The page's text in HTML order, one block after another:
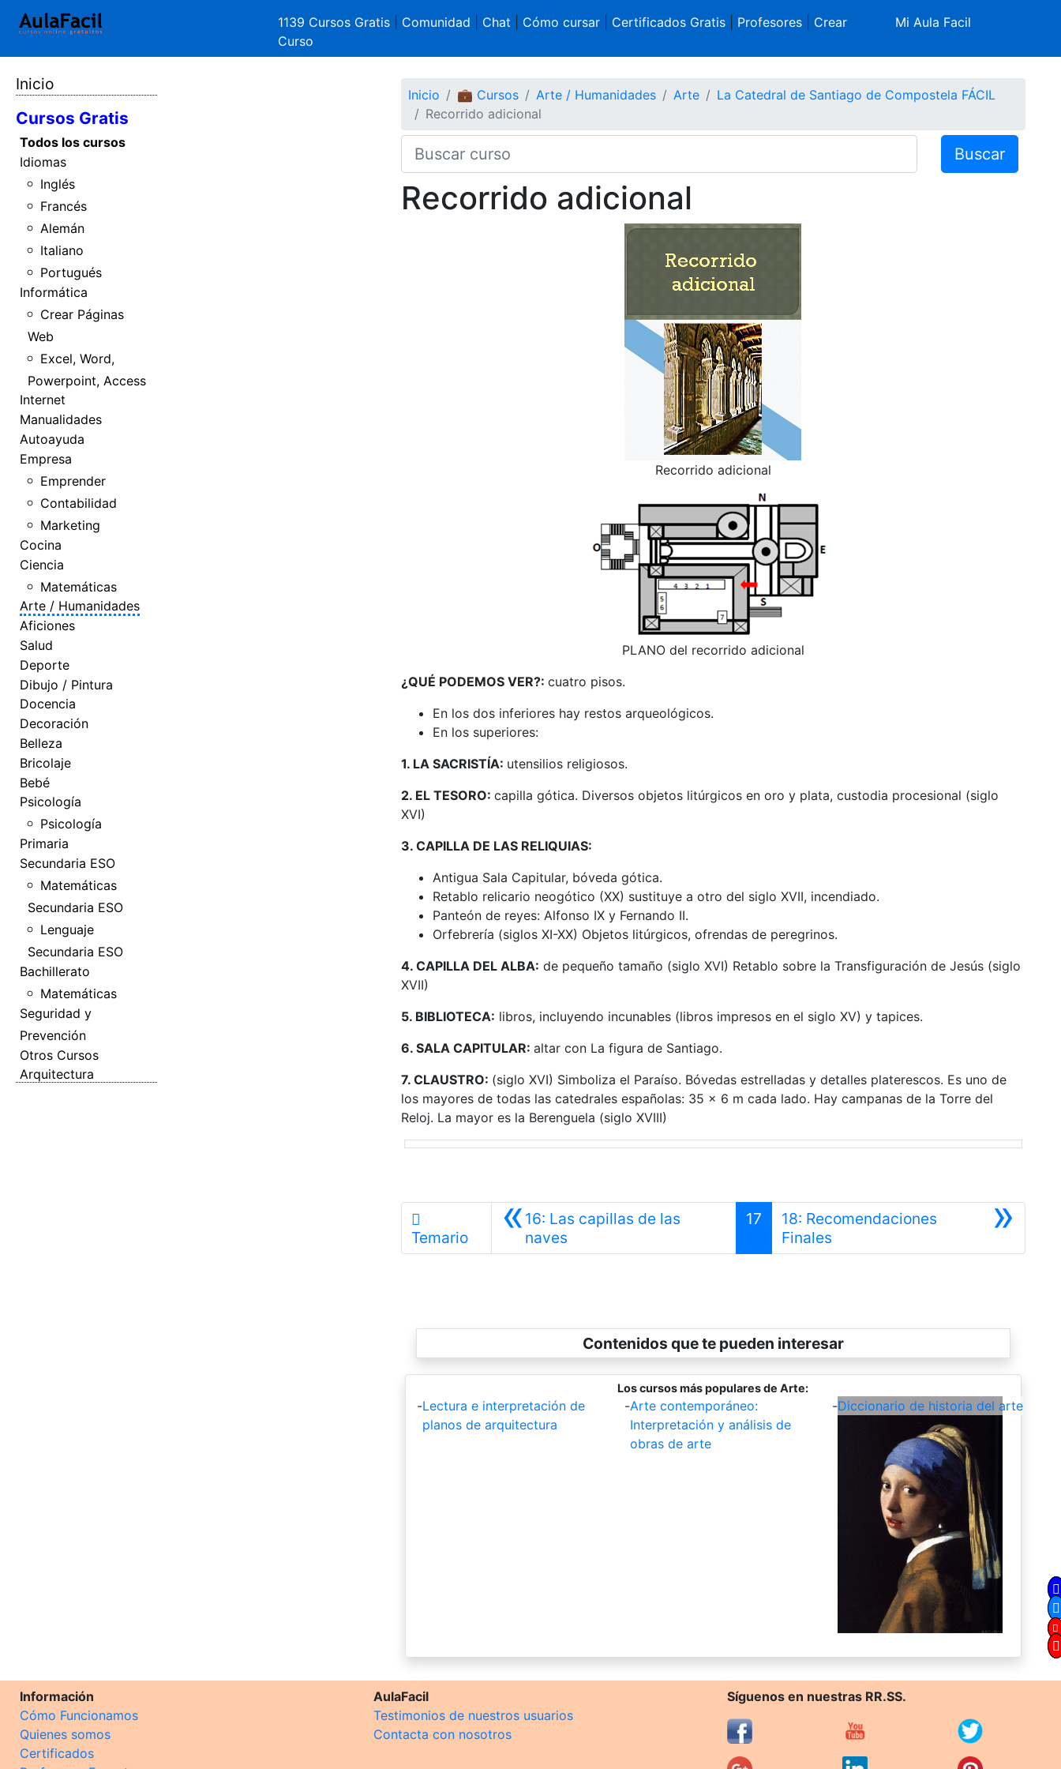
1139 Cursos Gratis Comunidad Chat Cómo cursar| Certificados Gratis| Profesores| Crear
Curso
Mi Aula Facil
Inicio
Cursos Gratis
Todos los cursos
Idiomas
Inglés
Francés
Alemán
Italiano
Portugués
Informática
Crear Páginas
Web
Excel, Word,
Powerpoint, Access
Internet
Manualidades
Autoayuda
Empresa
Emprender
Contabilidad
Marketing
Cocina
Ciencia
Matemáticas
Arte / Humanidades
Aficiones
Salud
Deporte
Dibujo / Pintura
Docencia
Decoración
Belleza
Bricolaje
Bebé
Psicología
Psicología
Primaria
Secundaria ESO
Matemáticas
Secundaria ESO
Lenguaje
Secundaria ESO
Bachillerato
Matemáticas
Seguridad y
Prevención
Otros Cursos
Arquitectura
Inicio 💼 Cursos Arte / Humanidades Arte
La Catedral de Santiago de Compostela FÁCIL
Recorrido adicional
Buscar
Recorrido adicional
Recorrido adicional
PLANO del recorrido adicional
¿QUÉ PODEMOS VER?: cuatro pisos.
En los dos inferiores hay restos arqueológicos.
En los superiores:
1. LA SACRISTÍA: utensilios religiosos.
2. EL TESORO: capilla gótica. Diversos objetos litúrgicos en oro y plata, custodia procesional (siglo
XVI)
3. CAPILLA DE LAS RELIQUIAS:
Antigua Sala Capitular, bóveda gótica.
Retablo relicario neogótico (XX) sustituye a otro del siglo XVII, incendiado.
Panteón de reyes: Alfonso IX y Fernando II.
Orfebrería (siglos XI-XX) Objetos litúrgicos, ofrendas de peregrinos.
4. CAPILLA DEL ALBA: de pequeño tamaño (siglo XVI) Retablo sobre la Transfiguración de Jesús (siglo
XVII)
5. BIBLIOTECA: libros, incluyendo incunables (libros impresos en el siglo XV) y tapices.
6. SALA CAPITULAR: altar con La figura de Santiago.
7. CLAUSTRO: (siglo XVI) Simboliza el Paraíso. Bóvedas estrelladas y detalles platerescos. Es uno de
los mayores de todas las catedrales españolas: 35 x 6 m cada lado. Hay campanas de la Torre del
Reloj. La mayor es la Berenguela (siglo XVIII)
Temario «16: Las capillas de las
navesAnterior
17 »
18: Recomendaciones
Finales
Contenidos que te pueden interesar
Los cursos más populares de Arte:
-Lectura e interpretación de
planos de arquitectura
-Arte contemporáneo:
Interpretación y análisis de
obras de arte
-Diccionario de historia del arte
Información
Cómo Funcionamos
Quienes somos
Certificados
AulaFacil
Testimonios de nuestros usuarios
Contacta con nosotros
Síguenos en nuestras RR.SS.